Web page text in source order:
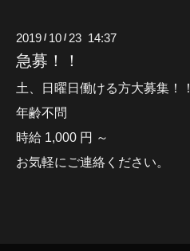
2019 / 10 / 23 14:37
急募！！
土、日曜日働ける方大募集！！
年齢不問
時給 1,000 円 ～
お気軽にご連絡ください。